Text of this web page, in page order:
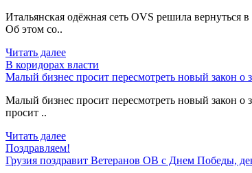
Итальянская одёжная сеть OVS решила
Об этом со..
Читать далее
В коридорах власти
Малый бизнес просит пересмотреть новый закон о
Малый бизнес просит пересмотреть новый закон
просит ..
Читать далее
Поздравляем!
Грузия поздравит Ветеранов ОВ с Днем Победы,